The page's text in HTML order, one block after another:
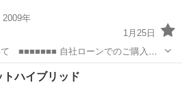
2009年
1月25日
■■■■■■■ 自社ローンでのご購入の
直接ご連絡のやり取りでの販売となり
ご注意下さい。 ■■■自社ローン仮審査■■■ 下記のURLから...
駅 フィット
ハイブリッド